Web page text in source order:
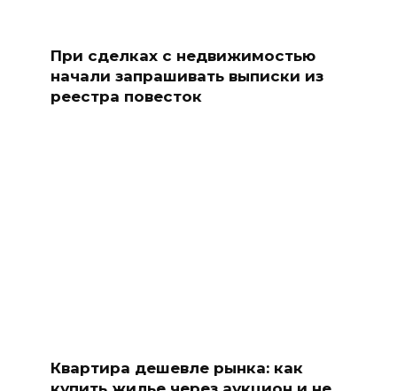
При сделках с недвижимостью
начали запрашивать выписки из
реестра повесток
Квартира дешевле рынка: как